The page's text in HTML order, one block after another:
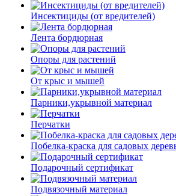
Инсектициды (от вредителей)
Лента бордюрная
Опоры для растений
От крыс и мышей
Парники,укрывной материал
Перчатки
Побелка-краска для садовых
Подарочный сертификат
Подвязочный материал